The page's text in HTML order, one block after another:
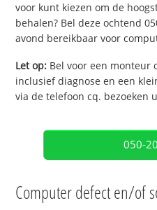
voor kunt kiezen om de
behalen? Bel deze ochtend
avond bereikbaar voor
Let op: Bel voor een monteur
inclusief diagnose en een
via de telefoon cq. bezoeken
050-
Computer defect en/of